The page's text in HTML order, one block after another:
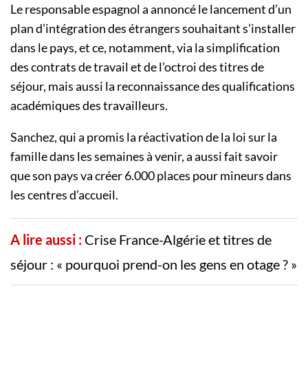
Le responsable espagnol a annoncé le lancement d’un
plan d’intégration des étrangers souhaitant s’installer
dans le pays, et ce, notamment, via la simplification
des contrats de travail et de l’octroi des titres de
séjour, mais aussi la reconnaissance des qualifications
académiques des travailleurs.
Sanchez, qui a promis la réactivation de la loi sur la
famille dans les semaines à venir, a aussi fait savoir
que son pays va créer 6.000 places pour mineurs dans
les centres d’accueil.
A lire aussi : Crise France-Algérie et titres de
séjour : « pourquoi prend-on les gens en otage ? »